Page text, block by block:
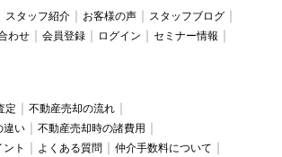
スタッフ紹介 お客様の声
スタッフブログ
わせ 会員登録 ログイン
セミナー情報
定
不動産売却の流れ
違い
不動産売却時の諸費用
ト
よくある質問
仲介手数料について